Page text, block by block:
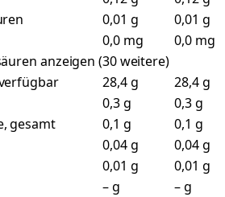
0,01 g
0,01 g
0,0 mg
0,0 mg
anzeigen (30 weitere)
28,4 g
28,4 g
0,3 g
0,3 g
gesamt
0,1 g
0,1 g
0,04 g
0,04 g
0,01 g
0,01 g
– g
– g